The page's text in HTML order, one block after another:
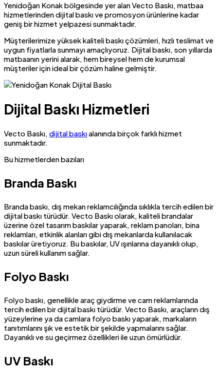
Yenidoğan Konak bölgesinde yer alan Vecto Baskı, matbaa
hizmetlerinden dijital baskı ve promosyon ürünlerine kadar
geniş bir hizmet yelpazesi sunmaktadır.
Müşterilerimize yüksek kaliteli baskı çözümleri, hızlı teslimat ve
uygun fiyatlarla sunmayı amaçlıyoruz. Dijital baskı, son yıllarda
matbaanın yerini alarak, hem bireysel hem de kurumsal
müşteriler için ideal bir çözüm haline gelmiştir.
Dijital Baskı Hizmetleri
Vecto Baskı, dijital baskıalanında birçok farklı hizmet
sunmaktadır.
Bu hizmetlerden bazıları
Branda Baskı
Branda baskı, dış mekan reklamcılığında sıklıkla tercih edilen bir
dijital baskı türüdür. Vecto Baskı olarak, kaliteli brandalar
üzerine özel tasarım baskılar yaparak, reklam panoları, bina
reklamları, etkinlik alanları gibi dış mekanlarda kullanılacak
baskılar üretiyoruz. Bu baskılar, UV ışınlarına dayanıklı olup,
uzun süreli kullanım sağlar.
Folyo Baskı
Folyo baskı, genellikle araç giydirme ve cam reklamlarında
tercih edilen bir dijital baskı türüdür. Vecto Baskı, araçların dış
yüzeylerine ya da camlara folyo baskı yaparak, markaların
tanıtımlarını şık ve estetik bir şekilde yapmalarını sağlar.
Dayanıklı ve su geçirmez özellikleri ile uzun ömürlüdür.
UV Baskı